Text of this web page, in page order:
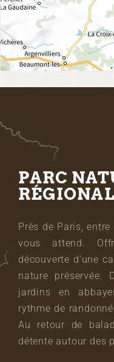
PARC
Près de Paris,
vous attend.
découverte d’une
nature préservée.
jardins en
rythme de
Au retour de
détente autour des